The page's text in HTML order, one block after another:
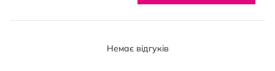
Немає відгуків